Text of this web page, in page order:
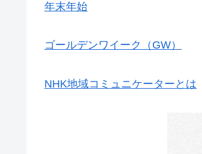
年末年始
ゴールデンワイーク（GW）
NHK地域コミュニケーターとは